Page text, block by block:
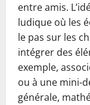
entre amis.
ludique où les
le pas sur les
intégrer des
exemple,
ou à une mini-
générale,